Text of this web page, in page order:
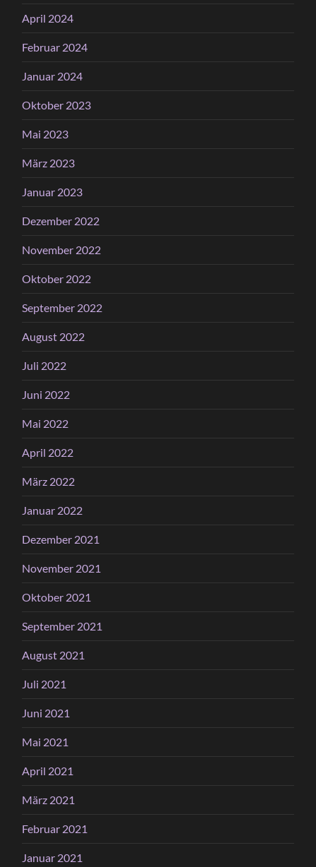
April 2024
Februar 2024
Januar 2024
Oktober 2023
Mai 2023
März 2023
Januar 2023
Dezember 2022
November 2022
Oktober 2022
September 2022
August 2022
Juli 2022
Juni 2022
Mai 2022
April 2022
März 2022
Januar 2022
Dezember 2021
November 2021
Oktober 2021
September 2021
August 2021
Juli 2021
Juni 2021
Mai 2021
April 2021
März 2021
Februar 2021
Januar 2021